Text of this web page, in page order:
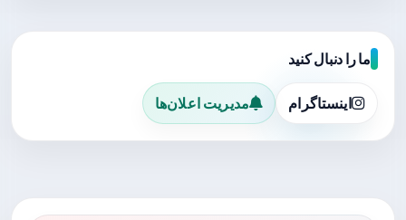
ما را دنبال کنید
اینستاگرام مدیریت اعلان‌ها